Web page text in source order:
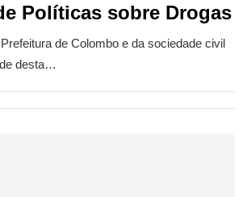
Políticas sobre Drogas
de Colombo e da sociedade civil
desta…